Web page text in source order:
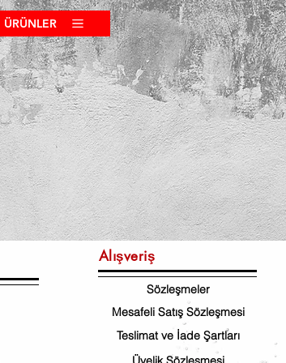
ÜRÜNLER
Alışveriş
Sözleşmeler
Mesafeli Satış Sözleşmesi
Teslimat ve İade Şartları